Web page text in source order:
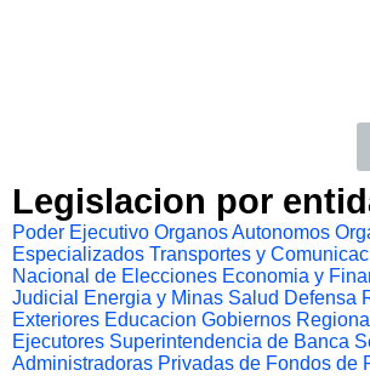
Legislacion por
Poder Ejecutivo Organos Autonomos
Especializados Transportes y
Nacional de Elecciones Economia y
Judicial
Energia y Minas Salud Defensa
Exteriores Educacion Gobiernos
Ejecutores Superintendencia de Banca
Administradoras Privadas de Fondos de